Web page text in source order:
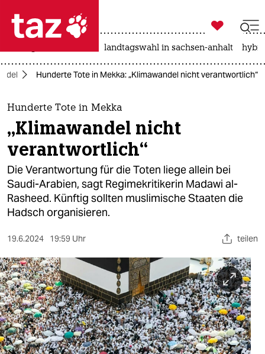
 taz zahl ich
taz zahl ich
themen
politik
öko
gesellschaft
kultur
sport
berlin
nord
wahrheit
verlag

taz zahl ich
landtagswahl in sachsen-anhalt
Hunderte Tote in Mekka: „Klimawandel nicht verantwortlich“
Hunderte Tote in Mekka
„Klimawandel nicht
verantwortlich“
Die Verantwortung für die Toten liege allein bei
Saudi-Arabien, sagt Regimekritikerin Madawi al-
Rasheed. Künftig sollten muslimische Staaten die
Hadsch organisieren.
19.6.2024 19:59 Uhr teilen